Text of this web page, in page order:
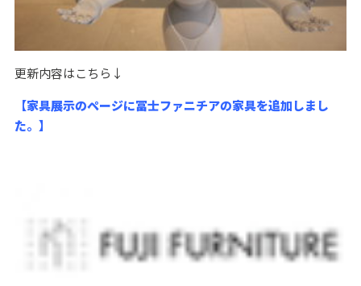
更新内容はこちら↓
【家具展示のページに冨士ファニチアの家具を追加しまし
た。】